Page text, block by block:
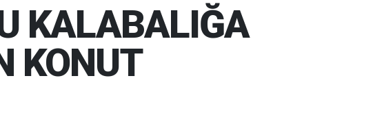
KALABALIĞA
KONUT